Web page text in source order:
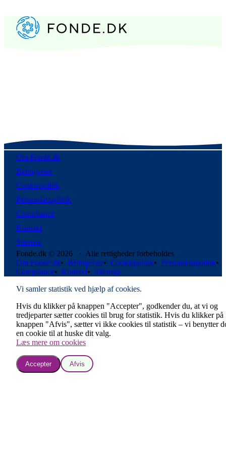
Om Fonde.dk
Betingelser
Cookiepolitik
Persondatapolitik
Compliance
Kontakt
Sitemap
Fonde.dk © 2026 · Alle rettigheder forbeholdes
Om Fonde.dk• Betingelser• Cookiepolitik• Persondatapolitik•
Compliance• Kontakt• Sitemap
Vi samler statistik ved hjælp af cookies.
Hvis du klikker på knappen "Accepter", godkender du, at vi og
tredjeparter sætter cookies til brug for statistik. Hvis du klikker på
knappen "Afvis", sætter vi ikke cookies til statistik – vi benytter
en cookie til at huske dit valg.
Læs mere om cookies
Accepter Afvis